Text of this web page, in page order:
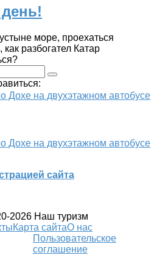
море, проехаться
разбогател Катар
Дохе на двухэтажном автобусе
Дохе на двухэтажном автобусе
сайта
2026 Наш туризм
Карта сайтаО нас
Пользовательское
соглашение